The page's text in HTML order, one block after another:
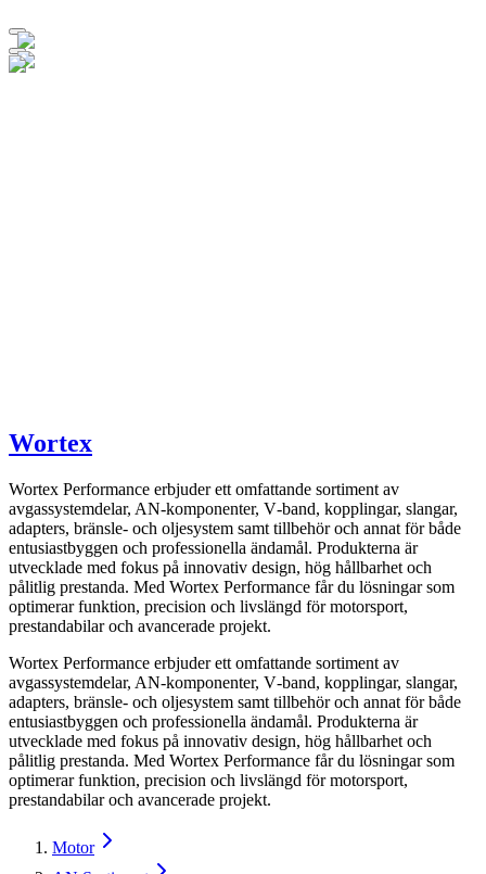
Wortex
Wortex Performance erbjuder ett omfattande sortiment av
avgassystemdelar, AN-komponenter, V‑band, kopplingar, slangar,
adapters, bränsle- och oljesystem samt tillbehör och annat för både
entusiastbyggen och professionella ändamål. Produkterna är
utvecklade med fokus på innovativ design, hög hållbarhet och
pålitlig prestanda. Med Wortex Performance får du lösningar som
optimerar funktion, precision och livslängd för motorsport,
prestandabilar och avancerade projekt.
Wortex Performance erbjuder ett omfattande sortiment av
avgassystemdelar, AN-komponenter, V‑band, kopplingar, slangar,
adapters, bränsle- och oljesystem samt tillbehör och annat för både
entusiastbyggen och professionella ändamål. Produkterna är
utvecklade med fokus på innovativ design, hög hållbarhet och
pålitlig prestanda. Med Wortex Performance får du lösningar som
optimerar funktion, precision och livslängd för motorsport,
prestandabilar och avancerade projekt.
Motor